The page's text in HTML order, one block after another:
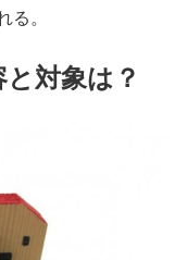
。
対象は？